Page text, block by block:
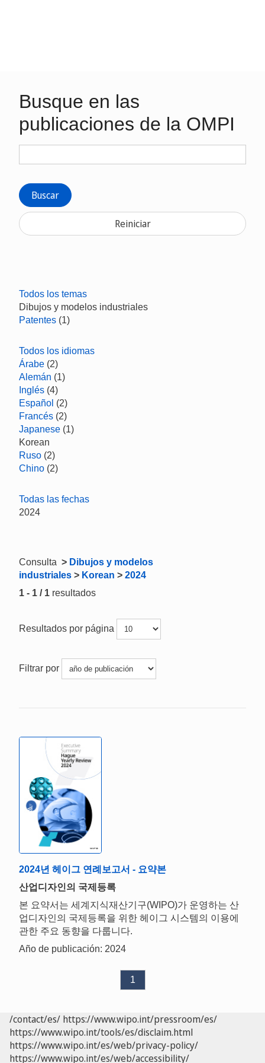
Busque en las
publicaciones de la OMPI
Buscar
Reiniciar
Todos los temas
Dibujos y modelos industriales
Patentes (1)
Todos los idiomas
Árabe (2)
Alemán (1)
Inglés (4)
Español (2)
Francés (2)
Japanese (1)
Korean
Ruso (2)
Chino (2)
Todas las fechas
2024
Consulta > Dibujos y modelos
industriales > Korean > 2024
1 - 1 / 1 resultados
Resultados por página
Filtrar por
2024년 헤이그 연례보고서 - 요약본
산업디자인의 국제등록
본 요약서는 세계지식재산기구(WIPO)가 운영하는 산
업디자인의 국제등록을 위한 헤이그 시스템의 이용에
관한 주요 동향을 다룹니다.
Año de publicación: 2024
1
/contact/es/ https://www.wipo.int/pressroom/es/
https://www.wipo.int/tools/es/disclaim.html
https://www.wipo.int/es/web/privacy-policy/
https://www.wipo.int/es/web/accessibility/